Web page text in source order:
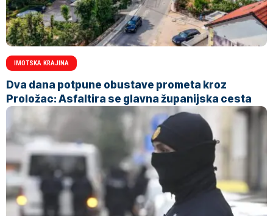
IMOTSKA KRAJINA
Dva dana potpune obustave prometa kroz
Proložac: Asfaltira se glavna županijska cesta